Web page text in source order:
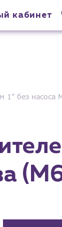
кабинет
1" без насоса